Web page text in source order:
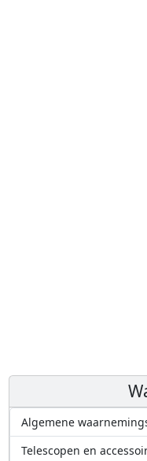
Algemene
Telescopen en